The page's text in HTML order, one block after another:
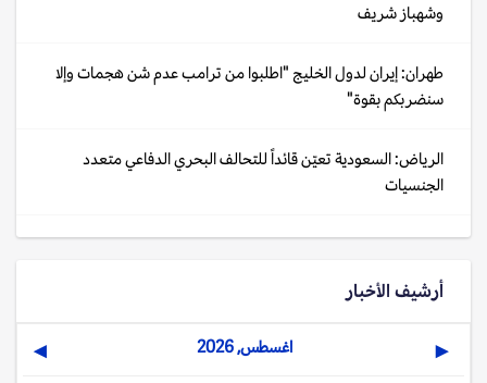
وشهباز شريف
طهران: إيران لدول الخليج "اطلبوا من ترامب عدم شن هجمات وإلا
سنضربكم بقوة"
الرياض: السعودية تعيّن قائداً للتحالف البحري الدفاعي متعدد
الجنسيات
أرشيف الأخبار
◀ اغسطس, 2026 ▶